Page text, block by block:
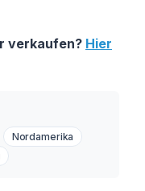
verkaufen? Hier
Nordamerika